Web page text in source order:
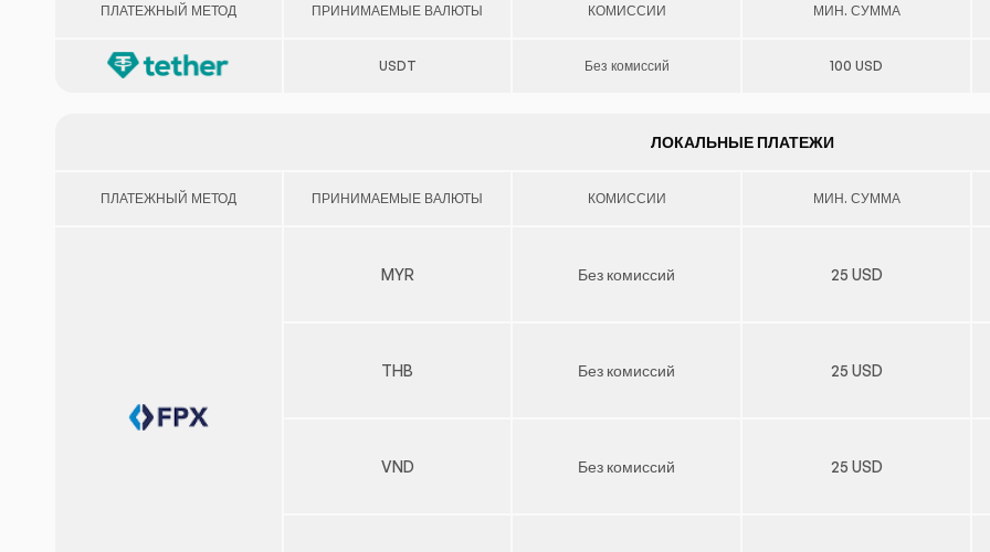
ПЛАТЕЖНЫЙ МЕТОД ПРИНИМАЕМЫЕ ВАЛЮТЫ КОМИССИИ МИН. СУММА
USDT Без комиссий 100 USD
ЛОКАЛЬНЫЕ ПЛАТЕЖИ
ПЛАТЕЖНЫЙ МЕТОД ПРИНИМАЕМЫЕ ВАЛЮТЫ КОМИССИИ МИН. СУММА
MYR Без комиссий 25 USD
THB Без комиссий 25 USD
VND Без комиссий 25 USD